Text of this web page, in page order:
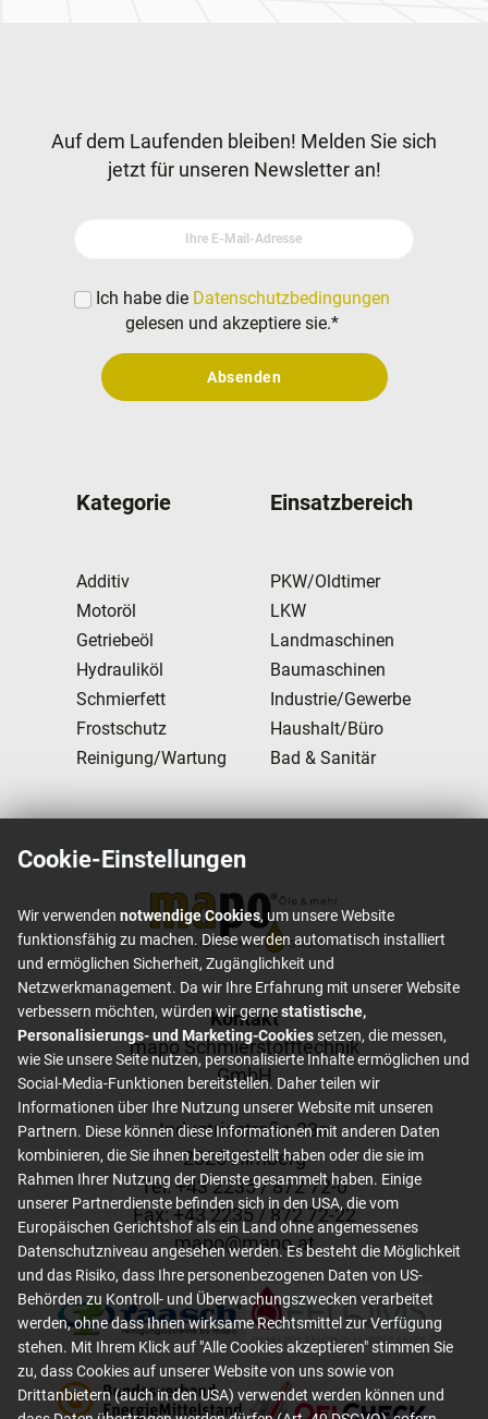
Kategorie
Additiv
Motoröl
Getriebeöl
Hydrauliköl
Schmierfett
Frostschutz
Reinigung/Wartung
Einsatzbereich
PKW/Oldtimer
LKW
Landmaschinen
Baumaschinen
Industrie/Gewerbe
Haushalt/Büro
Bad & Sanitär
Newsletter
Auf dem Laufenden bleiben! Melden Sie sich
jetzt für unseren Newsletter an!
Ihre E-Mail-Adresse
Ich habe die Datenschutzbedingungen
gelesen und akzeptiere sie.*
Absenden
Footer content
Kontakt
mapo Schmierstofftechnik
GmbH
Industriestraße 23a
2325 Himberg
Tel: +43 2235 / 872 72-0
Fax: +43 2235 / 872 72-22
mapo@mapo.at
Cookie-Einstellungen
Wir verwenden notwendige Cookies, um unsere Website
funktionsfähig zu machen. Diese werden automatisch installiert
und ermöglichen Sicherheit, Zugänglichkeit und
Netzwerkmanagement. Da wir Ihre Erfahrung mit unserer Website
verbessern möchten, würden wir gernestatistische,
Personalisierungs- und Marketing-Cookiessetzen, die messen,
wie Sie unsere Seite nutzen, personalisierte Inhalte ermöglichen und
Social-Media-Funktionen bereitstellen. Daher teilen wir
Informationen über Ihre Nutzung unserer Website mit unseren
Partnern. Diese können diese Informationen mit anderen Daten
kombinieren, die Sie ihnen bereitgestellt haben oder die sie im
Rahmen Ihrer Nutzung der Dienste gesammelt haben. Einige
unserer Partnerdienste befinden sich in den USA, die vom
Europäischen Gerichtshof als ein Land ohne angemessenes
Datenschutzniveau angesehen werden. Es besteht die Möglichkeit
und das Risiko, dass Ihre personenbezogenen Daten von US-
Behörden zu Kontroll- und Überwachungszwecken verarbeitet
werden, ohne dass Ihnen wirksame Rechtsmittel zur Verfügung
stehen. Mit Ihrem Klick auf "Alle Cookies akzeptieren" stimmen Sie
zu, dass Cookies auf unserer Website von uns sowie von
Drittanbietern (auch in den USA) verwendet werden können und